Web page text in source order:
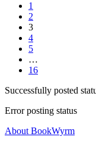
1
2
3
4
5
…
16
Successfully posted
Error posting status
About BookWyrm